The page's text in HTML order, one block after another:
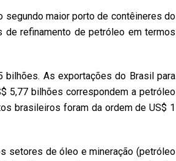
segundo maior porto de contêineres do
de refinamento de petróleo em termos
bilhões. As exportações do Brasil para
5,77 bilhões correspondem a petróleo
brasileiros foram da ordem de US$ 1
setores de óleo e mineração (petróleo